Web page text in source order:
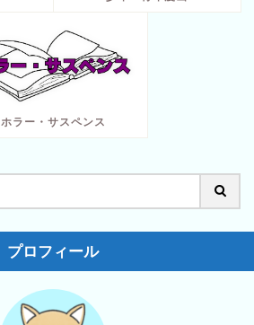
ホラー・サスペンス
プロフィール